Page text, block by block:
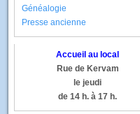
Généalogie
Presse ancienne
Accueil au local
Rue de Kervam
le jeudi
de 14 h. à 17 h.